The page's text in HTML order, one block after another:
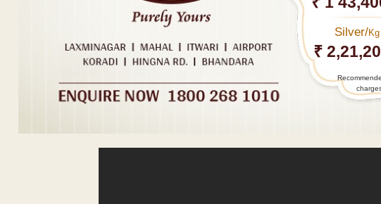
Silver/Kg
₹